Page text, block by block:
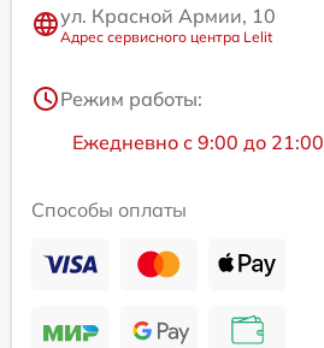
ул. Красной Армии, 10
Адрес сервисного центра Lelit
Режим работы:
Ежедневно с 9:00 до 21:00
Способы оплаты